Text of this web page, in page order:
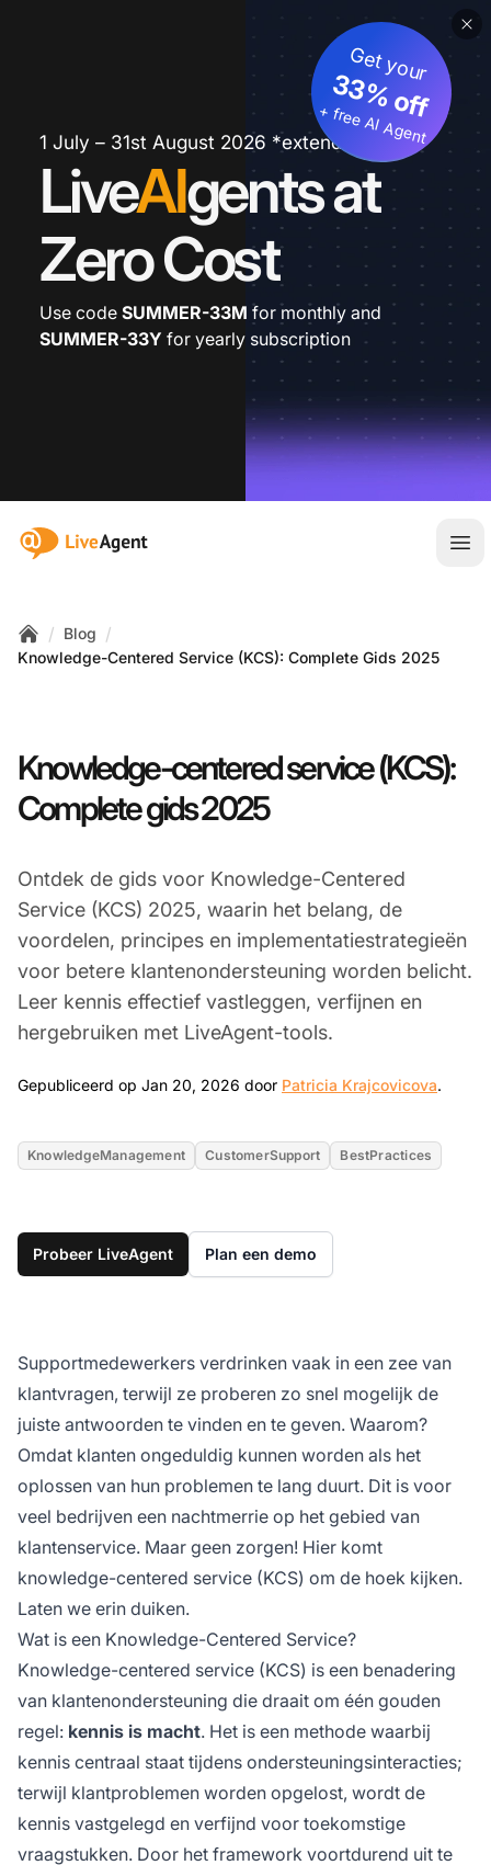
1 July – 31st August 2026 *extended
LiveAIgents at
Zero Cost
Get your
33% off
+ free AI Agent
Use code SUMMER-33M for monthly and
SUMMER-33Y for yearly subscription
:site.title
Home
/ Blog /
Knowledge-Centered Service (KCS): Complete Gids 2025
Knowledge-centered service (KCS):
Complete gids 2025
Ontdek de gids voor Knowledge-Centered
Service (KCS) 2025, waarin het belang, de
voordelen, principes en implementatiestrategieën
voor betere klantenondersteuning worden belicht.
Leer kennis effectief vastleggen, verfijnen en
hergebruiken met LiveAgent-tools.
Gepubliceerd op Jan 20, 2026 door Patricia Krajcovicova.
KnowledgeManagement CustomerSupport BestPractices
Probeer LiveAgent Plan een demo
Supportmedewerkers verdrinken vaak in een zee van
klantvragen, terwijl ze proberen zo snel mogelijk de
juiste antwoorden te vinden en te geven. Waarom?
Omdat klanten ongeduldig kunnen worden als het
oplossen van hun problemen te lang duurt. Dit is voor
veel bedrijven een nachtmerrie op het gebied van
klantenservice. Maar geen zorgen! Hier komt
knowledge-centered service (KCS) om de hoek kijken.
Laten we erin duiken.
Wat is een Knowledge-Centered Service?
Knowledge-centered service (KCS) is een benadering
van klantenondersteuning die draait om één gouden
regel: kennis is macht. Het is een methode waarbij
kennis centraal staat tijdens ondersteuningsinteracties;
terwijl klantproblemen worden opgelost, wordt de
kennis vastgelegd en verfijnd voor toekomstige
vraagstukken. Door het framework voortdurend uit te